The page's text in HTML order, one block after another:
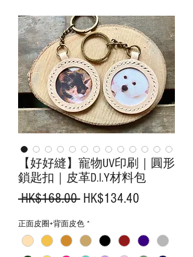
【好好縫】寵物UV印刷｜圓形
鎖匙扣｜皮革D.I.Y材料包
HK$168.00 一
價
格
HK$134.40
價
格
正面皮圈+背面皮色 *